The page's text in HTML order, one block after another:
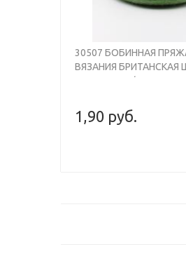
30507 БОБИННАЯ
ВЯЗАНИЯ БРИТАНСКАЯ
100% , 930М/100ГР,
BRITISH WOOL
1,90 руб.